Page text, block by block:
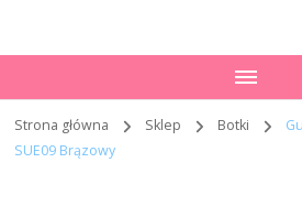
Strona główna Sklep Botki
SUE09 Brązowy